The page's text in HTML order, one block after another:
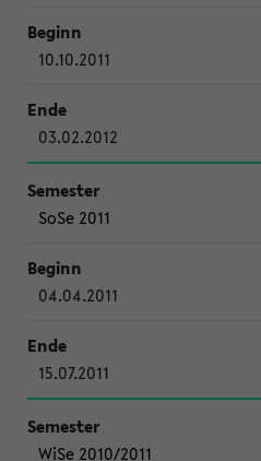
10.10.2011
03.02.2012
SoSe 2011
04.04.2011
15.07.2011
WiSe 2010/2011